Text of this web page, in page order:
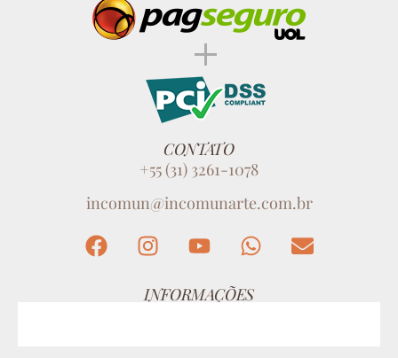
CONTATO
+55 (31) 3261-1078
incomun@incomunarte.com.br
INFORMAÇÕES